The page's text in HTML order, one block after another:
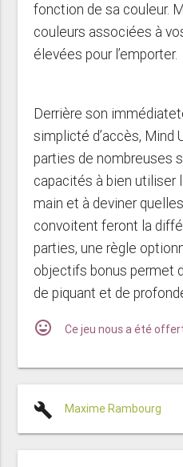
fonction de sa couleur.
couleurs associées à
élevées pour l’emporter.
Derrière son
simplicté d’accès, Mind
parties de nombreuses
capacités à bien utiliser
main et à deviner
convoitent feront la
parties, une règle
objectifs bonus permet
de piquant et de
mood Ce jeu nous a été
build Maxime Rambourg